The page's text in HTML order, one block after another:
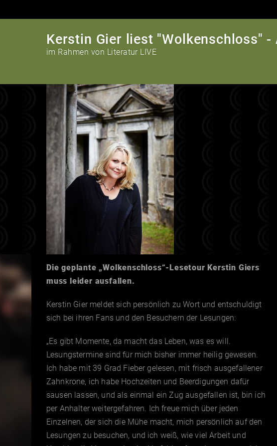
Kerstin Gier liest "Wolkenschloss" -
im Rahmen von Literatur LIVE
Die geplante „Wolkenschloss“-Lesetour Kerstin Giers
muss leider ausfallen.
Kerstin Gier meldet sich persönlich zu Wort und entschuldigt
sich bei ihren Fans und den Besuchern der Lesungen:
„Es gibt Momente, da macht das Leben, was es will.
Lesungstermine sind für mich bisher immer heilig gewesen.
Ich habe mit 39 Grad Fieber gelesen, mit frisch ausgefallener
Zahnkrone, ich habe Hochzeiten und Beerdigungen dafür
sausen lassen, und als einmal ein Zug ausgefallen ist, bin ich
per Anhalter weitergefahren. Ich freue mich über jeden
Einzelnen, der sich die Mühe macht, mich persönlich auf den
Lesungen zu besuchen, und ich weiß, wie viel Arbeit und